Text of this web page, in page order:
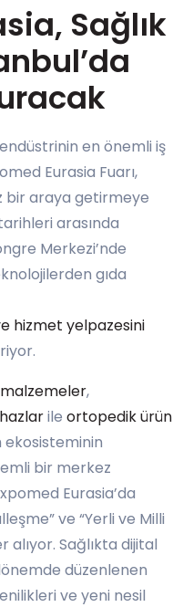
Sağlık
en önemli iş
Eurasia Fuarı,
bir araya getirmeye
arasında
Merkezi’nde
gıda
hizmet yelpazesini
,
ile ortopedik ürün
ekosisteminin
bir merkez
Eurasia’da
ve “Yerli ve Milli
Sağlıkta dijital
düzenlenen
ve yeni nesil